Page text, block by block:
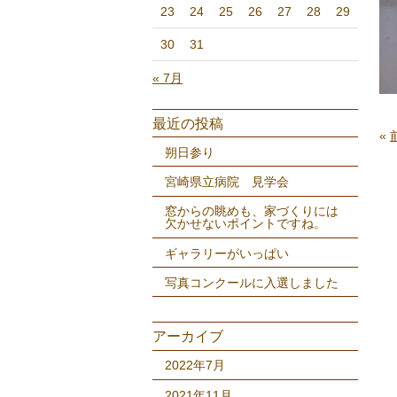
23 24 25 26 27 28 29
30 31
« 7月
最近の投稿
朔日参り
宮崎県立病院 見学会
窓からの眺めも、家づくりには
欠かせないポイントですね。
ギャラリーがいっぱい
写真コンクールに入選しました
アーカイブ
2022年7月
«